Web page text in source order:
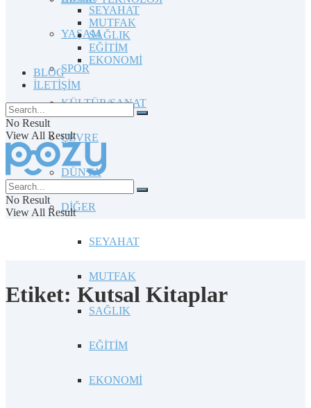
YAŞAM
SPOR
KÜLTÜR/SANAT
ÇEVRE
DÜNYA
DİĞER
SEYAHAT
MUTFAK
SAĞLIK
EĞİTİM
EKONOMİ
SEYAHAT
MUTFAK
SAĞLIK
EĞİTİM
EKONOMİ
BLOG
İLETİŞİM
No Result
View All Result
No Result
View All Result
Etiket: Kutsal Kitaplar